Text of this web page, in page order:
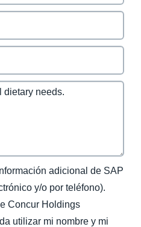
adicional de SAP
y/o por teléfono).
Concur Holdings
utilizar mi nombre y mi